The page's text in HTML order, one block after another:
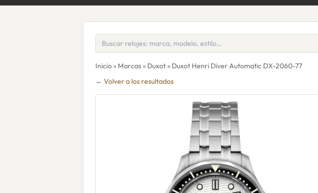
Inicio» Marcas» Duxot» Duxot Henri Diver Automatic DX-2060-77
← Volver a los resultados